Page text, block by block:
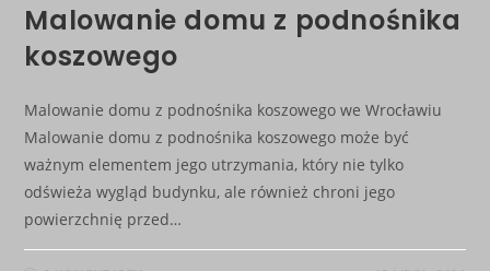
Malowanie domu z podnośnika
koszowego
Malowanie domu z podnośnika koszowego we Wrocławiu
Malowanie domu z podnośnika koszowego może być
ważnym elementem jego utrzymania, który nie tylko
odświeża wygląd budynku, ale również chroni jego
powierzchnię przed…